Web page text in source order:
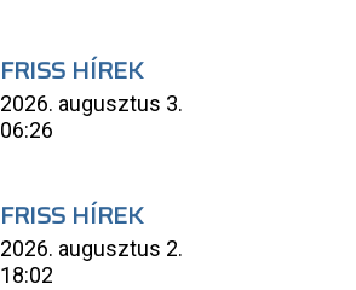
FRISS HÍREK
2026. augusztus 3.
06:26
FRISS HÍREK
2026. augusztus 2.
18:02